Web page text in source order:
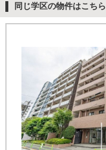
同じ学区の物件はこちら